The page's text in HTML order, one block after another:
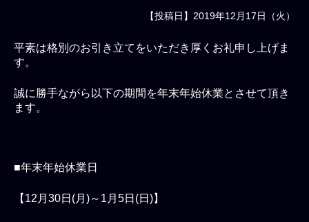
【投稿日】2019年12月17日（火）
平素は格別のお引き立てをいただき厚くお礼申し上げま
す。
誠に勝手ながら以下の期間を年末年始休業とさせて頂き
ます。
■年末年始休業日
【12月30日(月)～1月5日(日)】